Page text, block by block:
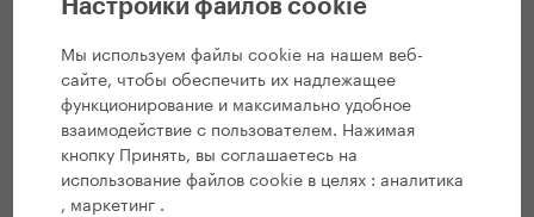
Настройки файлов cookie
Мы используем файлы cookie на нашем веб-
сайте, чтобы обеспечить их надлежащее
функционирование и максимально удобное
взаимодействие с пользователем. Нажимая
кнопку Принять, вы соглашаетесь на
использование файлов cookie в целях :аналитика
, маркетинг .
Фестиваль в Банате
Возьмите самокат напрокат
c 2017